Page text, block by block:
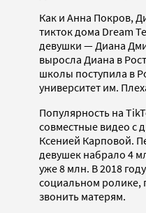
Как и Анна Покров,
тикток дома Dream
девушки — Диана
выросла Диана в
школы поступила в
университет им.
Популярность на
совместные видео с
Ксенией Карповой.
девушек набрало 4
уже 8 млн. В 2018
социальном
звонить матерям.